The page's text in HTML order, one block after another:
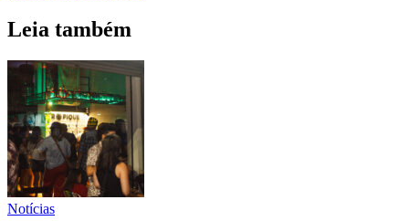
Leia também
Notícias